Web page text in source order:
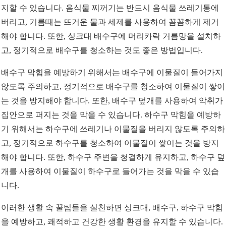
지할 수 있습니다. 음식물 찌꺼기는 반드시 음식물 쓰레기통에
버리고, 기름때는 뜨거운 물과 세제를 사용하여 꼼꼼하게 제거
해야 합니다. 또한, 싱크대 배수구에 머리카락 거름망을 설치하
고, 정기적으로 배수구를 청소하는 것도 좋은 방법입니다.
배수구 막힘을 예방하기 위해서는 배수구에 이물질이 들어가지
않도록 주의하고, 정기적으로 배수구를 청소하여 이물질이 쌓이
는 것을 방지해야 합니다. 또한, 배수구 덮개를 사용하여 악취가
집안으로 퍼지는 것을 막을 수 있습니다. 하수구 막힘을 예방하
기 위해서는 하수구에 쓰레기나 이물질을 버리지 않도록 주의하
고, 정기적으로 하수구를 청소하여 이물질이 쌓이는 것을 방지
해야 합니다. 또한, 하수구 주변을 청결하게 유지하고, 하수구 덮
개를 사용하여 이물질이 하수구로 들어가는 것을 막을 수 있습
니다.
이러한 생활 속 꿀팁들을 실천하면 싱크대, 배수구, 하수구 막힘
을 예방하고, 쾌적하고 건강한 생활 환경을 유지할 수 있습니다.